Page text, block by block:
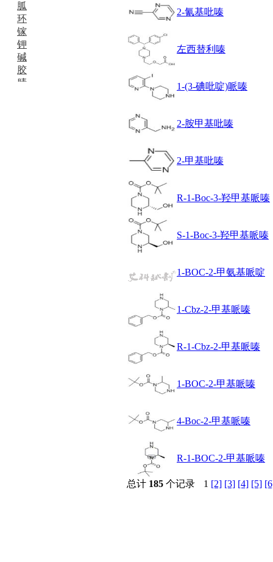
胍
环
镓
钾
碱
胶
腈
2-氰基吡嗪
左西替利嗪
1-(3-碘吡啶)哌嗪
2-胺甲基吡嗪
2-甲基吡嗪
R-1-Boc-3-羟甲基哌嗪
S-1-Boc-3-羟甲基哌嗪
1-BOC-2-甲氨基哌啶
1-Cbz-2-甲基哌嗪
R-1-Cbz-2-甲基哌嗪
1-BOC-2-甲基哌嗪
4-Boc-2-甲基哌嗪
R-1-BOC-2-甲基哌嗪
总计 185 个记录 1 [2] [3] [4] [5]